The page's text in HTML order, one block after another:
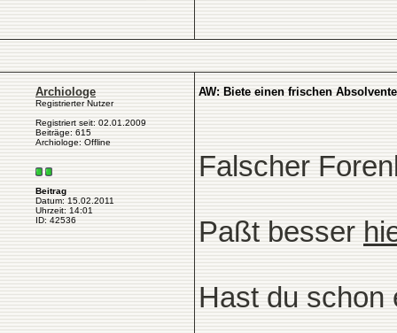
Archiologe
Registrierter Nutzer
Registriert seit: 02.01.2009
Beiträge: 615
Archiologe: Offline
Beitrag
Datum: 15.02.2011
Uhrzeit: 14:01
ID: 42536
AW: Biete einen frischen
Falscher
Paßt besser
Hast du schon